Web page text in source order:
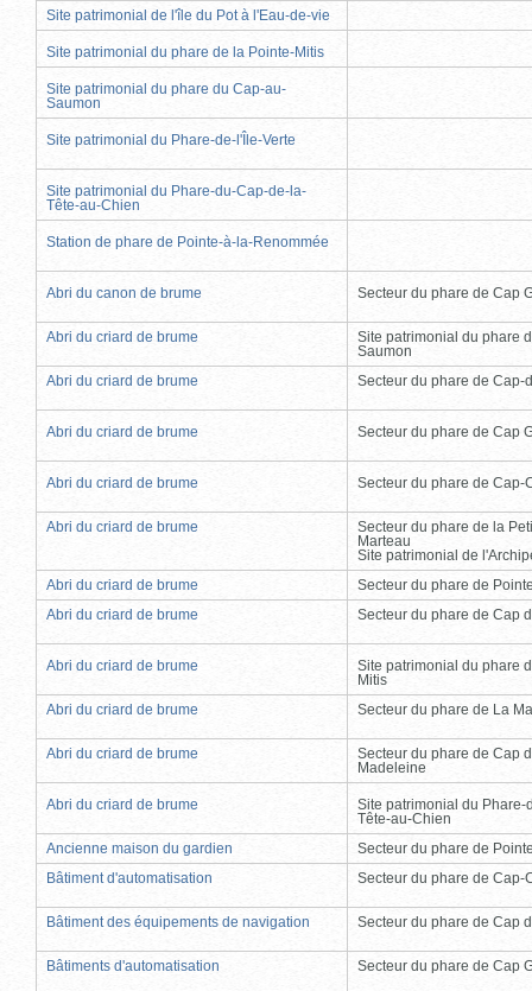
Site patrimonial de l'île du Pot à l'Eau-de-vie
Site patrimonial du phare de la Pointe-Mitis
Site patrimonial du phare du Cap-au-
Saumon
Site patrimonial du Phare-de-l'Île-Verte
Site patrimonial du Phare-du-Cap-de-la-
Tête-au-Chien
Station de phare de Pointe-à-la-Renommée
Abri du canon de brume Secteur du phare de Cap
Abri du criard de brume
Site patrimonial du phare
Saumon
Abri du criard de brume
Secteur du phare de Cap-
Abri du criard de brume Secteur du phare de Cap
Abri du criard de brume Secteur du phare de Cap-
Abri du criard de brume
Secteur du phare de la
Marteau
Site patrimonial de
Abri du criard de brume
Secteur du phare de
Abri du criard de brume
Secteur du phare de Cap
Abri du criard de brume
Site patrimonial du phare
Mitis
Abri du criard de brume
Secteur du phare de La
Abri du criard de brume
Secteur du phare de Cap
Madeleine
Abri du criard de brume
Site patrimonial du Phare-
Tête-au-Chien
Ancienne maison du gardien
Secteur du phare de
Bâtiment d'automatisation
Secteur du phare de Cap-
Bâtiment des équipements de navigation Secteur du phare de Cap
Bâtiments d'automatisation Secteur du phare de Cap